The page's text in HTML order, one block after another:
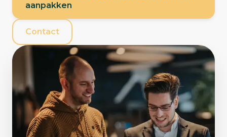
aanpakken
Contact